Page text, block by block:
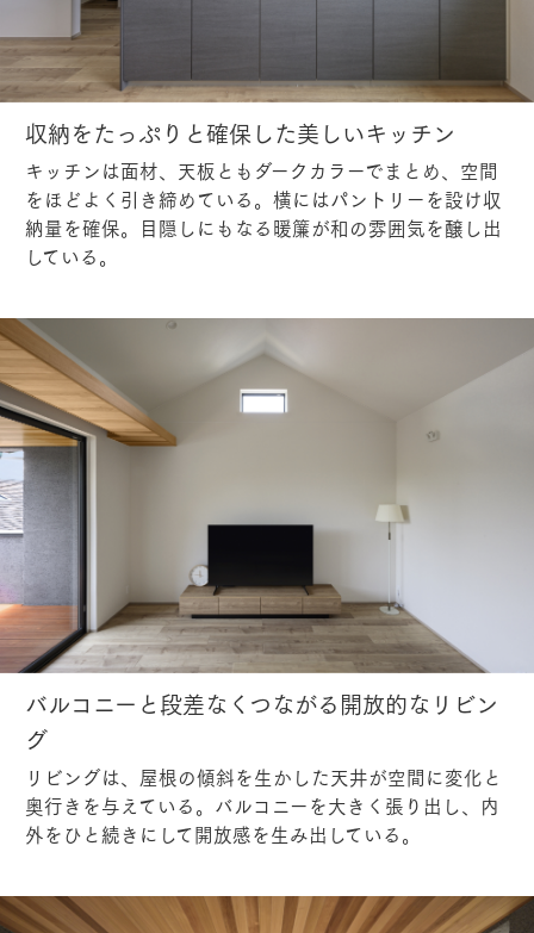
収納をたっぷりと確保した美しいキッチン
キッチンは面材、天板ともダークカラーでまとめ、空間
をほどよく引き締めている。横にはパントリーを設け収
納量を確保。目隠しにもなる暖簾が和の雰囲気を醸し出
している。
バルコニーと段差なくつながる開放的なリビン
グ
リビングは、屋根の傾斜を生かした天井が空間に変化と
奥行きを与えている。バルコニーを大きく張り出し、内
外をひと続きにして開放感を生み出している。